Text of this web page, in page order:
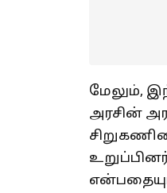
மேலும்,
அரசின்